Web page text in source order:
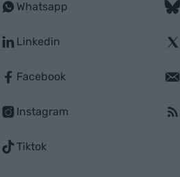
Whatsapp
Linkedin
Facebook
Instagram
Tiktok